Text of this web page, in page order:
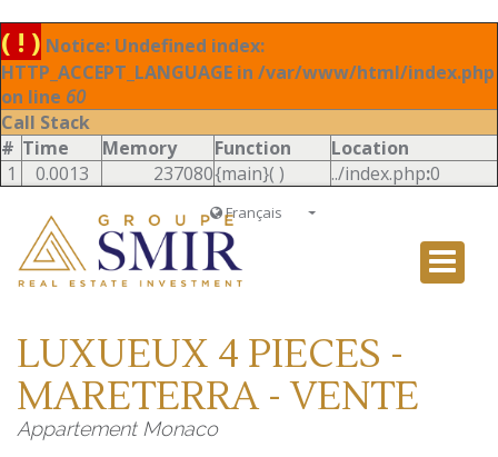
( ! ) Notice: Undefined index:
HTTP_ACCEPT_LANGUAGE in /var/www/html/index.php
on line 60
Call Stack
# Time Memory Function
Location
1
0.0013 237080{main}( ) ../index.php:0
Français
Italiano
LUXUEUX 4 PIECES -
MARETERRA - VENTE
Appartement Monaco